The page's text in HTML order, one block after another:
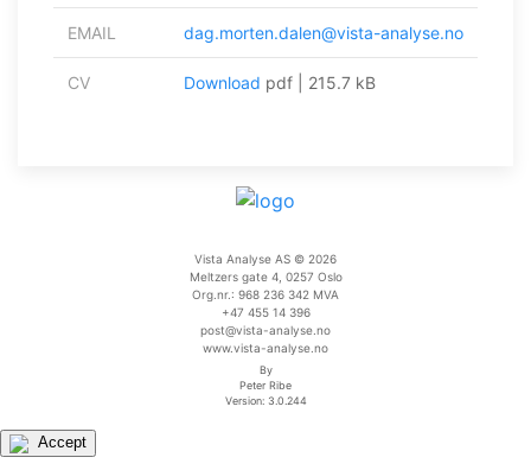
EMAIL dag.morten.dalen@vista-analyse.no
CV Download pdf | 215.7 kB
Vista Analyse AS © 2026
Meltzers gate 4, 0257 Oslo
Org.nr.: 968 236 342 MVA
+47 455 14 396
post@vista-analyse.no
www.vista-analyse.no
By
Peter Ribe
Version: 3.0.244
Accept